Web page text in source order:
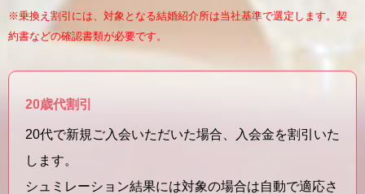
※乗換え割引には、対象となる結婚紹介所は当社基準で選定します。契
約書などの確認書類が必要です。
20歳代割引
20代で新規ご入会いただいた場合、入会金を割引いた
します。
シュミレーション結果には対象の場合は自動で適応さ